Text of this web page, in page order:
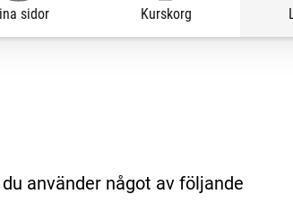
sidor Kurskorg
använder något av följande